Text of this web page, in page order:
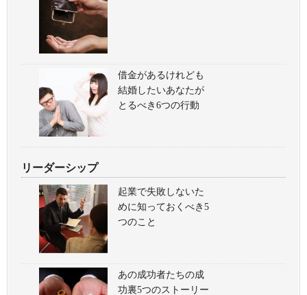
借金があるけれども
結婚したいあなたが
とるべき6つの行動
リーダーシップ
起業で失敗しないた
めに知っておくべき5
つのこと
あの成功者たちの成
功裏5つのストーリー